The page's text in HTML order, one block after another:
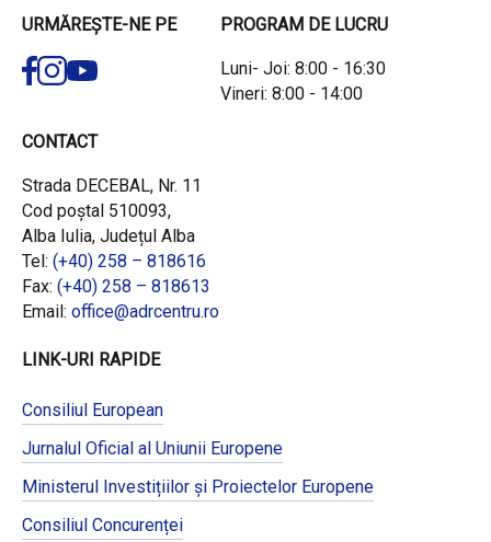
URMĂREȘTE-NE PE PROGRAM DE LUCRU
Luni- Joi: 8:00 - 16:30
Vineri: 8:00 - 14:00
CONTACT
Strada DECEBAL, Nr. 11
Cod poștal 510093,
Alba Iulia, Județul Alba
Tel: (+40) 258 – 818616
Fax: (+40) 258 – 818613
Email: office@adrcentru.ro
LINK-URI RAPIDE
Consiliul European
Jurnalul Oficial al Uniunii Europene
Ministerul Investițiilor și Proiectelor Europene
Consiliul Concurenței